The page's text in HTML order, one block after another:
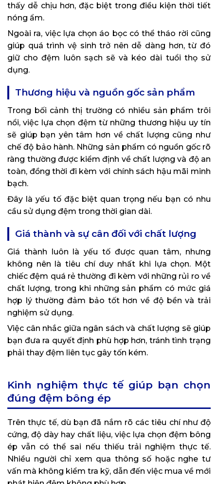
thấy dễ chịu hơn, đặc biệt trong điều kiện thời tiết
nóng ẩm.
Ngoài ra, việc lựa chọn áo bọc có thể tháo rời cũng
giúp quá trình vệ sinh trở nên dễ dàng hơn, từ đó
giữ cho đệm luôn sạch sẽ và kéo dài tuổi thọ sử
dụng.
Thương hiệu và nguồn gốc sản phẩm
Trong bối cảnh thị trường có nhiều sản phẩm trôi
nổi, việc lựa chọn đệm từ những thương hiệu uy tín
sẽ giúp bạn yên tâm hơn về chất lượng cũng như
chế độ bảo hành. Những sản phẩm có nguồn gốc rõ
ràng thường được kiểm định về chất lượng và độ an
toàn, đồng thời đi kèm với chính sách hậu mãi minh
bạch.
Đây là yếu tố đặc biệt quan trọng nếu bạn có nhu
cầu sử dụng đệm trong thời gian dài.
Giá thành và sự cân đối với chất lượng
Giá thành luôn là yếu tố được quan tâm, nhưng
không nên là tiêu chí duy nhất khi lựa chọn. Một
chiếc đệm quá rẻ thường đi kèm với những rủi ro về
chất lượng, trong khi những sản phẩm có mức giá
hợp lý thường đảm bảo tốt hơn về độ bền và trải
nghiệm sử dụng.
Việc cân nhắc giữa ngân sách và chất lượng sẽ giúp
bạn đưa ra quyết định phù hợp hơn, tránh tình trạng
phải thay đệm liên tục gây tốn kém.
Kinh nghiệm thực tế giúp bạn chọn
đúng đệm bông ép
Trên thực tế, dù bạn đã nắm rõ các tiêu chí như độ
cứng, độ dày hay chất liệu, việc lựa chọn đệm bông
ép vẫn có thể sai nếu thiếu trải nghiệm thực tế.
Nhiều người chỉ xem qua thông số hoặc nghe tư
vấn mà không kiểm tra kỹ, dẫn đến việc mua về mới